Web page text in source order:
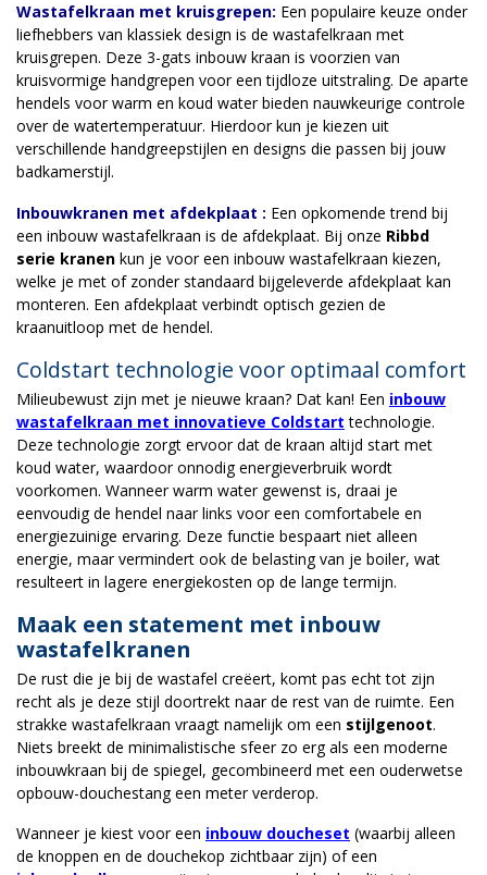
Wastafelkraan met kruisgrepen: Een populaire keuze onder
liefhebbers van klassiek design is de wastafelkraan met
kruisgrepen. Deze 3-gats inbouw kraan is voorzien van
kruisvormige handgrepen voor een tijdloze uitstraling. De aparte
hendels voor warm en koud water bieden nauwkeurige controle
over de watertemperatuur. Hierdoor kun je kiezen uit
verschillende handgreepstijlen en designs die passen bij jouw
badkamerstijl.
Inbouwkranen met afdekplaat : Een opkomende trend bij
een inbouw wastafelkraan is de afdekplaat. Bij onze Ribbd
serie kranen kun je voor een inbouw wastafelkraan kiezen,
welke je met of zonder standaard bijgeleverde afdekplaat kan
monteren. Een afdekplaat verbindt optisch gezien de
kraanuitloop met de hendel.
Coldstart technologie voor optimaal comfort
Milieubewust zijn met je nieuwe kraan? Dat kan! Een inbouw
wastafelkraan met innovatieve Coldstart technologie.
Deze technologie zorgt ervoor dat de kraan altijd start met
koud water, waardoor onnodig energieverbruik wordt
voorkomen. Wanneer warm water gewenst is, draai je
eenvoudig de hendel naar links voor een comfortabele en
energiezuinige ervaring. Deze functie bespaart niet alleen
energie, maar vermindert ook de belasting van je boiler, wat
resulteert in lagere energiekosten op de lange termijn.
Maak een statement met inbouw
wastafelkranen
De rust die je bij de wastafel creëert, komt pas echt tot zijn
recht als je deze stijl doortrekt naar de rest van de ruimte. Een
strakke wastafelkraan vraagt namelijk om een stijlgenoot.
Niets breekt de minimalistische sfeer zo erg als een moderne
inbouwkraan bij de spiegel, gecombineerd met een ouderwetse
opbouw-douchestang een meter verderop.
Wanneer je kiest voor een inbouw doucheset (waarbij alleen
de knoppen en de douchekop zichtbaar zijn) of een